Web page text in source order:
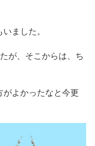
ました。
が、そこからは、ち
よかったなと今更